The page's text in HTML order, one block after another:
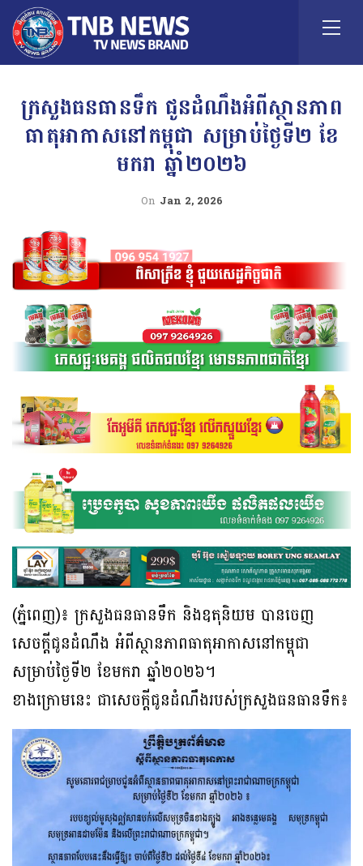
ក្រសួងធនធានទឹក ជូនដំណឹងអំពីស្ថានភាព
ធាតុអាកាសនៅកម្ពុជា សម្រាប់ថ្ងៃទី២ ខែ
មករា ឆ្នាំ២០២៦
On Jan 2, 2026
(ភ្នំពេញ)៖ ក្រសួងធនធានទឹក និងឧតុនិយម បានចេញ
សេចក្តីជូនដំណឹង អំពីស្ថានភាពធាតុអាកាសនៅកម្ពុជា
សម្រាប់ថ្ងៃទី២ ខែមករា ឆ្នាំ២០២៦។
ខាងក្រោមនេះ ជាសេចក្តីជូនដំណឹងរបស់ក្រសួងធនធានទឹក៖